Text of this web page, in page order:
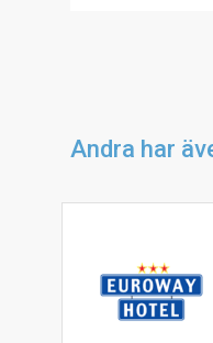
Andra har